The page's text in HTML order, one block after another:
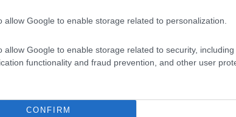
allow Google to enable storage related to personalization.
allow Google to enable storage related to security, including
functionality and fraud prevention, and other user
CONFIRM
ezért a filmekben bekövetkezett
tényleg jól szórakoztunk, addig a Szerelem
lustának hatottak, lényegi elemétől fosztották